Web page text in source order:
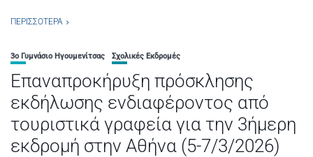
ΠΕΡΙΣΣΌΤΕΡΑ
3ο Γυμνάσιο Ηγουμενίτσας Σχολικές Εκδρομές
Επαναπροκήρυξη πρόσκλησης
εκδήλωσης ενδιαφέροντος από
τουριστικά γραφεία για την 3ήμερη
εκδρομή στην Αθήνα (5-7/3/2026)